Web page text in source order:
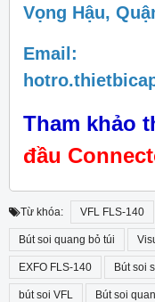
Vọng Hậu,
Email:
Tham khảo
đầu
Từ khóa: VFL FLS-140
Bút soi quang bỏ túi
EXFO FLS-140 Bút soi
bút soi VFL Bút soi